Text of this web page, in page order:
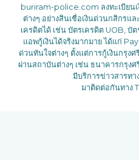
buriram-police.com ลงทะเบียน
ต่างๆ อย่างสินเชื่อเงินด่วนกสิกรแ
เครดิตได้ เช่น บัตรเครดิต UOB, บั
แอพกู้เงินได้จริงมากมาย ได้แก่
ด่วนทันใจต่างๆ ตั้งแต่การกู้เงินกรุง
ผ่านสถาบันต่างๆ เช่น ธนาคารกรุง
มีบริการข่าวสารทา
มาติดต่อกันทาง